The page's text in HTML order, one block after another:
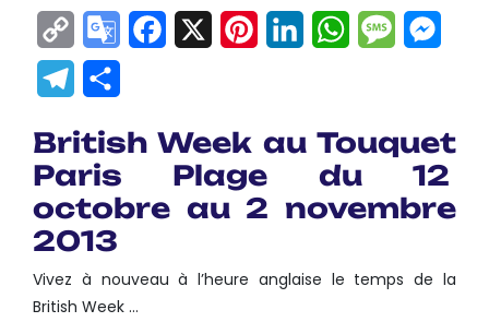
Copy
Link
GoogleFacebook
X Pinterest
LinkedInWhatsApp
Telegram
British Week au Touquet
Paris Plage du 12
octobre au 2 novembre
2013
Vivez à nouveau à l’heure anglaise le temps de la
British Week …